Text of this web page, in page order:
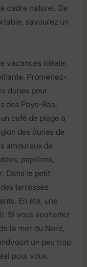
cadre naturel. De
savourez un
vacances idéale.
Promenez-
dunes pour
des Pays-Bas.
café de plage à
des dunes de
amoureux de
papillons,
Dans le petit
terrasses
En été, une
Si vous souhaitez
la mer du Nord,
un peu trop
pour vous.